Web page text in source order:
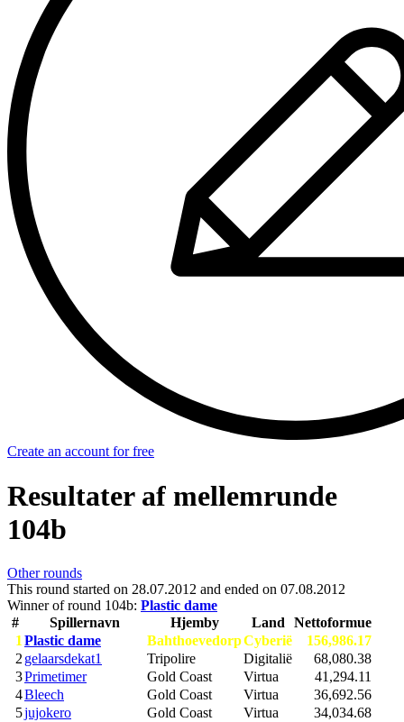
Create an account for free
Resultater af mellemrunde
104b
Other rounds
This round started on 28.07.2012 and ended on 07.08.2012
Winner of round 104b: Plastic dame
#
Spillernavn Hjemby Land
Nettoformue
1 Plastic dame BahthoevedorpCyberië
156,986.17
2 gelaarsdekat1 Tripolire Digitalië
68,080.38
3Primetimer Gold Coast Virtua
41,294.11
4Bleech Gold Coast Virtua
36,692.56
5jujokero Gold Coast Virtua
34,034.68